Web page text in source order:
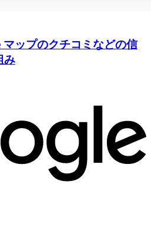
ップのクチコミなどの信
み